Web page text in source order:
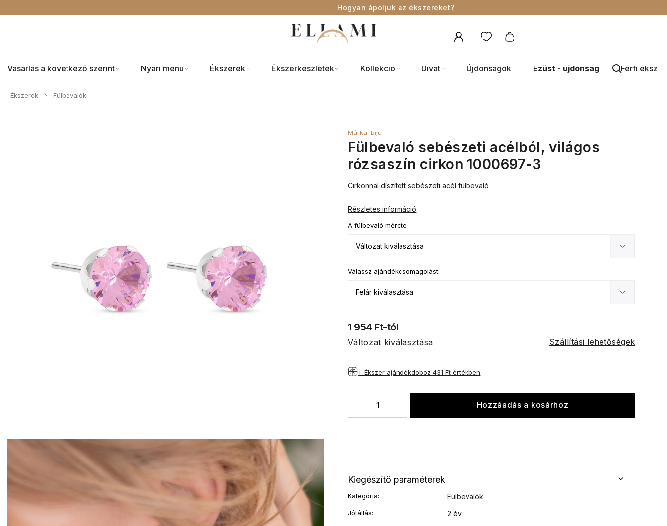
Hogyan ápoljuk az ékszereket?
Vásárlás a következő szerint Nyári menü Ékszerek Ékszerkészletek Kollekció Divat Újdonságok Ezüst - újdonság Férfi
Ékszerek / Fülbevalók
Fülbevaló sebészeti acélból, világos
rózsaszín cirkon 1000697-3
Márka:biju
1 954 Ft-tól
Változat kiválasztása Szállítási lehetőségek
A fülbevaló mérete
Válassz ajándékcsomagolást:
Hozzáadás a kosárhoz
+ Ékszer ajándékdoboz431 Ft értékben
Cirkonnal díszített sebészeti acél fülbevaló
Részletes információ
Kiegészítő paraméterek
Kategória: Fülbevalók
Jótállás: 2 év